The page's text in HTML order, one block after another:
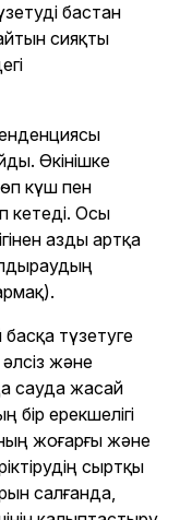
бастан
сияқты
Өкінішке
күш пен
кетеді. Осы
азды артқа
түзетуге
және
сауда жасай
бір ерекшелігі
жоғарғы және
сыртқы
салғанда,